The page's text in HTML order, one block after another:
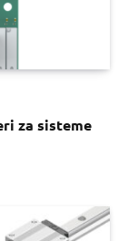
za sisteme